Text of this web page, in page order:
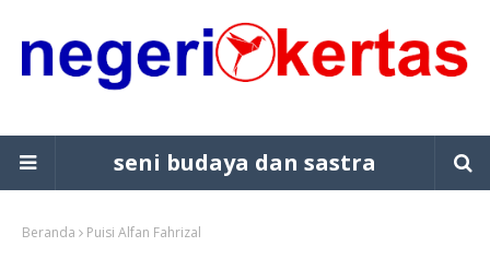
seni budaya dan sastra
Beranda Puisi Alfan Fahrizal